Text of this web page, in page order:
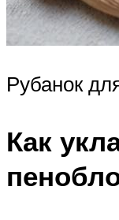
Рубанок
Как